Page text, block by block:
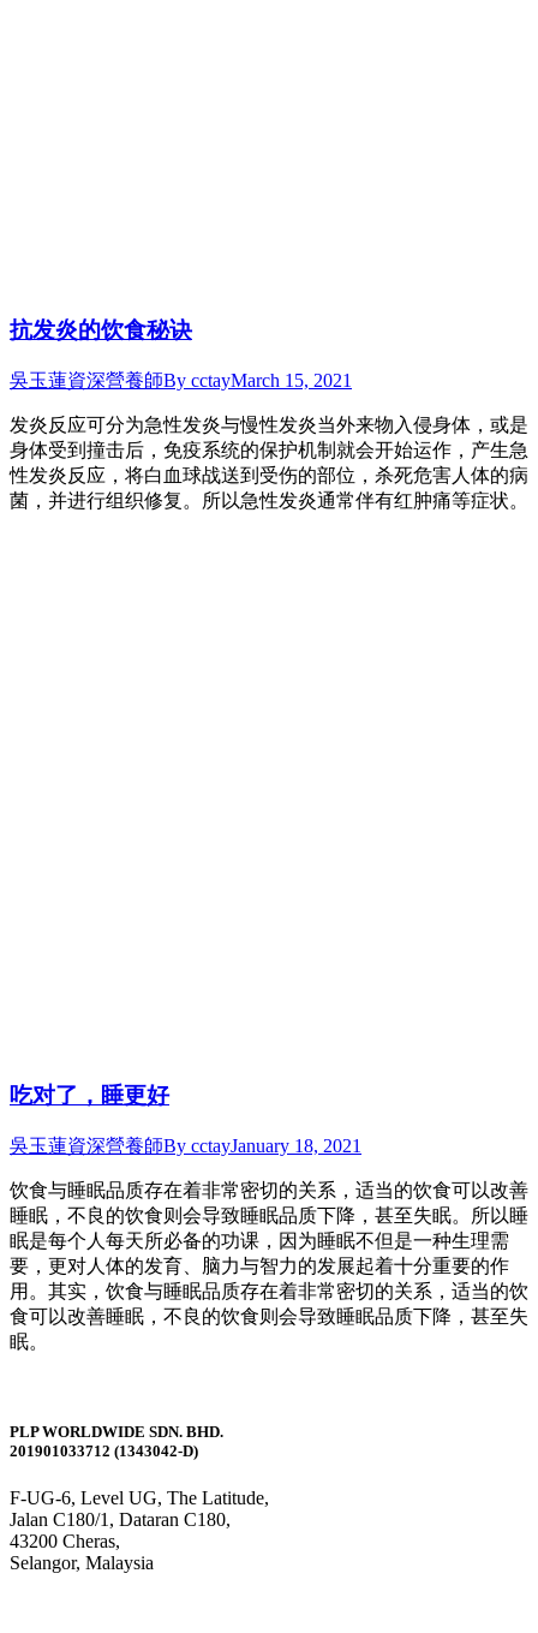
抗发炎的饮食秘诀
吳玉蓮資深營養師By cctayMarch 15, 2021
发炎反应可分为急性发炎与慢性发炎当外来物入侵身体，或是
身体受到撞击后，免疫系统的保护机制就会开始运作，产生急
性发炎反应，将白血球战送到受伤的部位，杀死危害人体的病
菌，并进行组织修复。所以急性发炎通常伴有红肿痛等症状。
吃对了，睡更好
吳玉蓮資深營養師By cctayJanuary 18, 2021
饮食与睡眠品质存在着非常密切的关系，适当的饮食可以改善
睡眠，不良的饮食则会导致睡眠品质下降，甚至失眠。所以睡
眠是每个人每天所必备的功课，因为睡眠不但是一种生理需
要，更对人体的发育、脑力与智力的发展起着十分重要的作
用。其实，饮食与睡眠品质存在着非常密切的关系，适当的饮
食可以改善睡眠，不良的饮食则会导致睡眠品质下降，甚至失
眠。
PLP WORLDWIDE SDN. BHD.
201901033712 (1343042-D)
F-UG-6, Level UG, The Latitude,
Jalan C180/1, Dataran C180,
43200 Cheras,
Selangor, Malaysia